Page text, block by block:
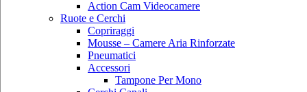
Action Cam Videocamere
Ruote e Cerchi
Copriraggi
Mousse – Camere Aria Rinforzate
Pneumatici
Accessori
Tampone Per Mono